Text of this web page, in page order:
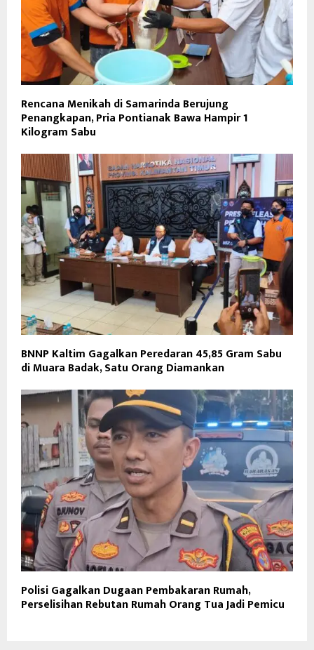
Rencana Menikah di Samarinda Berujung
Penangkapan, Pria Pontianak Bawa Hampir 1
Kilogram Sabu
BNNP Kaltim Gagalkan Peredaran 45,85 Gram Sabu
di Muara Badak, Satu Orang Diamankan
Polisi Gagalkan Dugaan Pembakaran Rumah,
Perselisihan Rebutan Rumah Orang Tua Jadi Pemicu